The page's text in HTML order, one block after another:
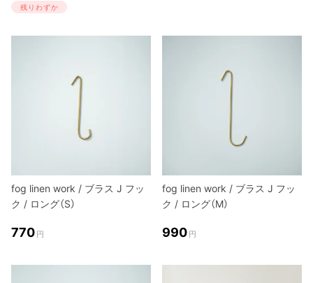
残りわずか
fog linen work / ブラス J フッ
ク / ロング（S）
770 円
fog linen work / ブラス J フッ
ク / ロング（M）
990 円